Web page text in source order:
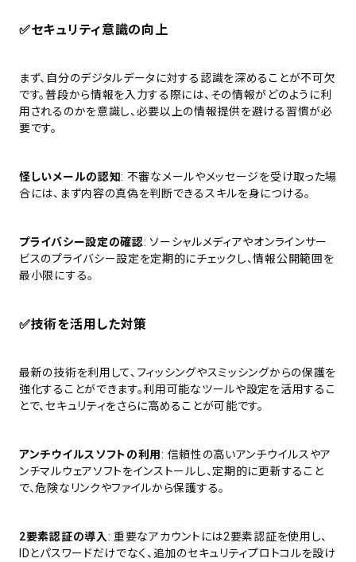
✅セキュリティ意識の向上
まず、自分のデジタルデータに対する認識を深めることが不可欠
です。普段から情報を入力する際には、その情報がどのように利
用されるのかを意識し、必要以上の情報提供を避ける習慣が必
要です。
怪しいメールの認知: 不審なメールやメッセージを受け取った場
合には、まず内容の真偽を判断できるスキルを身につける。
プライバシー設定の確認: ソーシャルメディアやオンラインサー
ビスのプライバシー設定を定期的にチェックし、情報公開範囲を
最小限にする。
✅技術を活用した対策
最新の技術を利用して、フィッシングやスミッシングからの保護を
強化することができます。利用可能なツールや設定を活用するこ
とで、セキュリティをさらに高めることが可能です。
アンチウイルスソフトの利用: 信頼性の高いアンチウイルスやア
ンチマルウェアソフトをインストールし、定期的に更新すること
で、危険なリンクやファイルから保護する。
2要素認証の導入: 重要なアカウントには2要素認証を使用し、
IDとパスワードだけでなく、追加のセキュリティプロトコルを設け